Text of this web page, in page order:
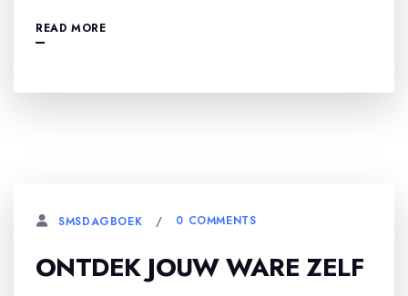
READ MORE
SMSDAGBOEK 0 COMMENTS
ONTDEK JOUW WARE ZELF